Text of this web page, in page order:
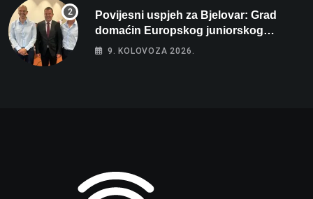
Povijesni uspjeh za Bjelovar: Grad
domaćin Europskog juniorskog
prvenstva u plivanju 2027!
9. KOLOVOZA 2026.